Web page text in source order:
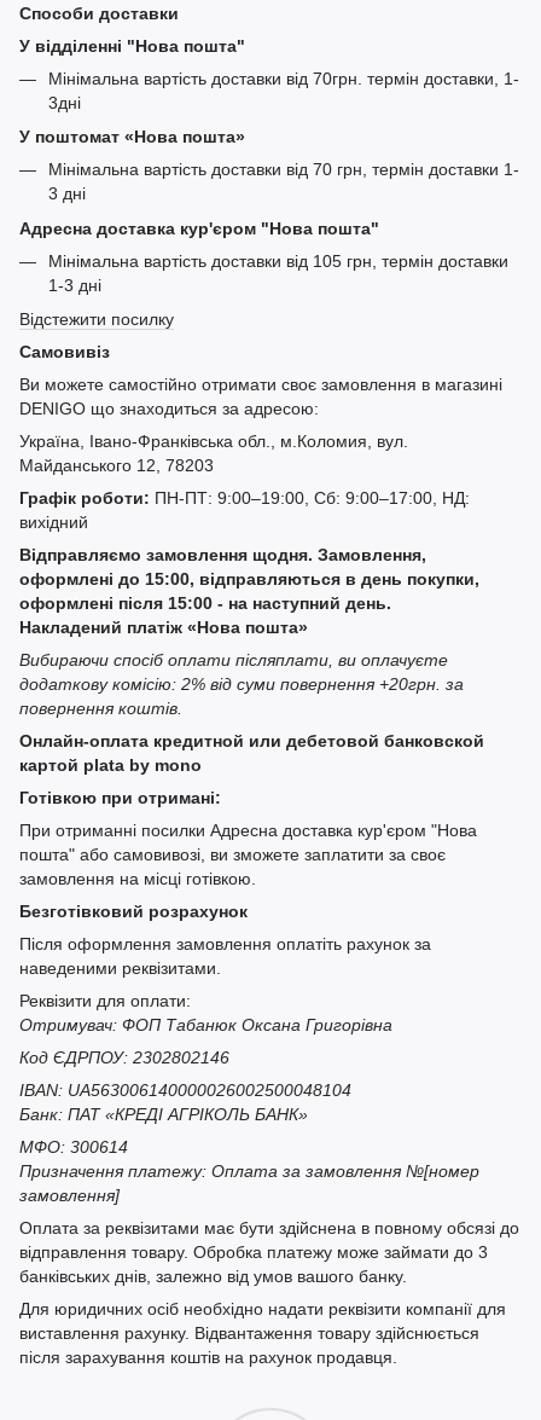
Способи доставки
У відділенні "Нова пошта"
Мінімальна вартість доставки від 70грн. термін доставки, 1-
3дні
У поштомат «Нова пошта»
Мінімальна вартість доставки від 70 грн, термін доставки 1-
3 дні
Адресна доставка кур'єром "Нова пошта"
Мінімальна вартість доставки від 105 грн, термін доставки
1-3 дні
Відстежити посилку
Самовивіз
Ви можете самостійно отримати своє замовлення в магазині
DENIGO що знаходиться за адресою:
Україна, Івано-Франківська обл., м.Коломия, вул.
Майданського 12, 78203
Графік роботи: ПН-ПТ: 9:00–19:00, Сб: 9:00–17:00, НД:
вихідний
Відправляємо замовлення щодня. Замовлення,
оформлені до 15:00, відправляються в день покупки,
оформлені після 15:00 - на наступний день.
Накладений платіж «Нова пошта»
Вибираючи спосіб оплати післяплати, ви оплачуєте
додаткову комісію: 2% від суми повернення +20грн. за
повернення коштів.
Онлайн-оплата кредитной или дебетовой банковской
картой plata by mono
Готівкою при отримані:
При отриманні посилки Адресна доставка кур'єром "Нова
пошта" або самовивозі, ви зможете заплатити за своє
замовлення на місці готівкою.
Безготівковий розрахунок
Після оформлення замовлення оплатіть рахунок за
наведеними реквізитами.
Реквізити для оплати:
Отримувач: ФОП Табанюк Оксана Григорівна
Код ЄДРПОУ: 2302802146
IBAN: UA563006140000026002500048104
Банк: ПАТ «КРЕДІ АГРІКОЛЬ БАНК»
МФО: 300614
Призначення платежу: Оплата за замовлення №[номер
замовлення]
Оплата за реквізитами має бути здійснена в повному обсязі до
відправлення товару. Обробка платежу може займати до 3
банківських днів, залежно від умов вашого банку.
Для юридичних осіб необхідно надати реквізити компанії для
виставлення рахунку. Відвантаження товару здійснюється
після зарахування коштів на рахунок продавця.